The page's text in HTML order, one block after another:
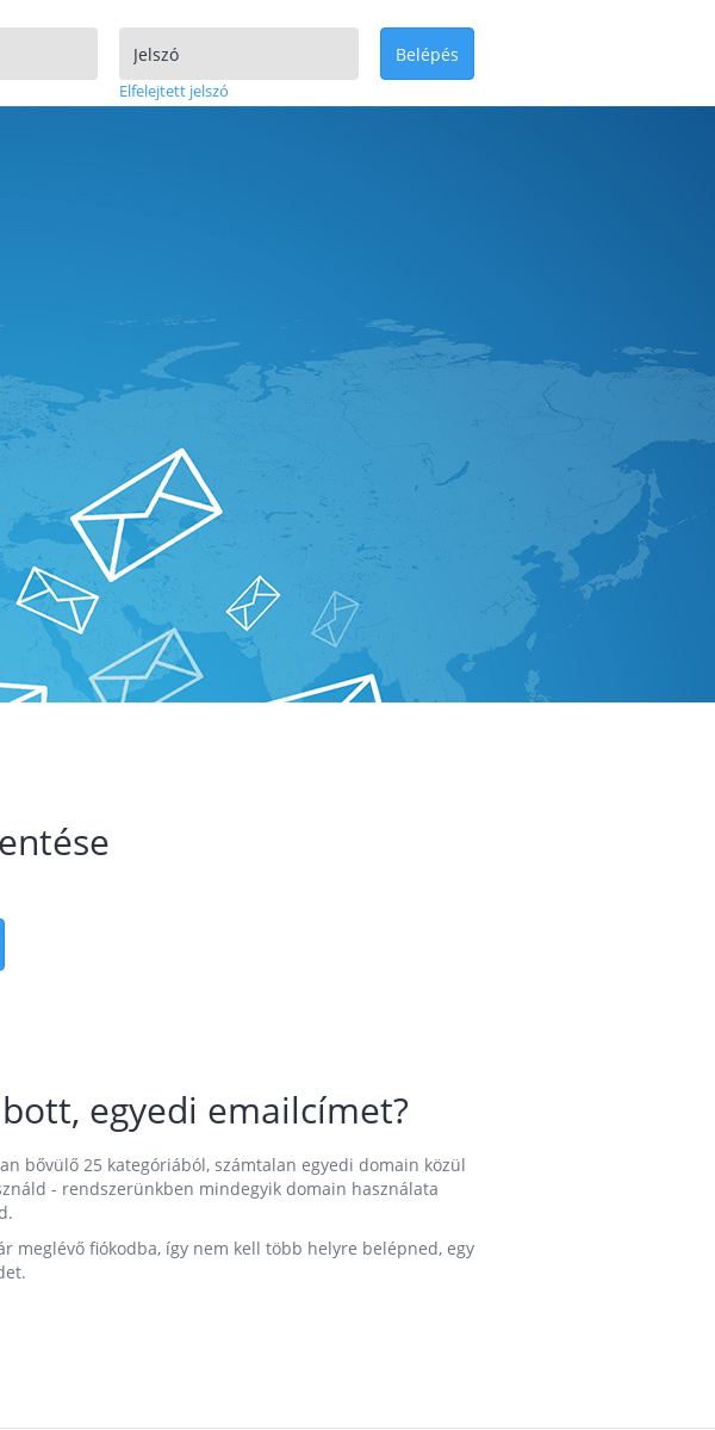
Elfelejtett jelszó
Belépés
egyedi emailcímet?
bővülő 25 kategóriából, számtalan egyedi domain közül
- rendszerünkben mindegyik domain használata
meglévő fiókodba, így nem kell több helyre belépned, egy